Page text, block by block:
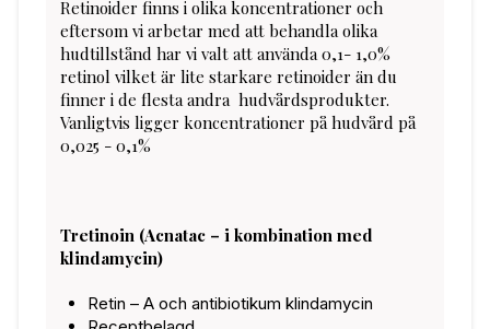
Retinoider finns i olika koncentrationer och
eftersom vi arbetar med att behandla olika
hudtillstånd har vi valt att använda 0,1- 1,0%
retinol vilket är lite starkare retinoider än du
finner i de flesta andra hudvårdsprodukter.
Vanligtvis ligger koncentrationer på hudvård på
0,025 - 0,1%
Tretinoin (Acnatac – i kombination med
klindamycin)
Retin – A och antibiotikum klindamycin